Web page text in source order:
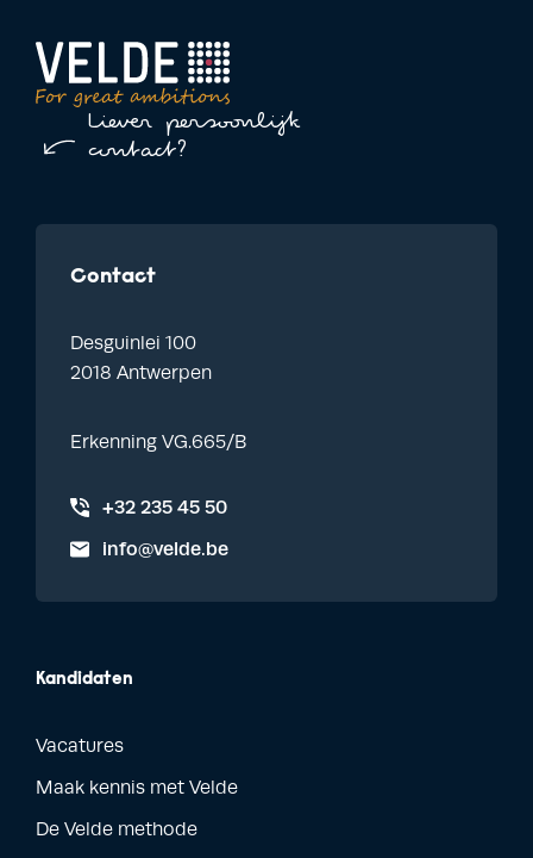
Liever persoonlijk
contact?
Contact
Desguinlei 100
2018 Antwerpen
Erkenning VG.665/B
+32 235 45 50
info@velde.be
Kandidaten
Vacatures
Maak kennis met Velde
De Velde methode